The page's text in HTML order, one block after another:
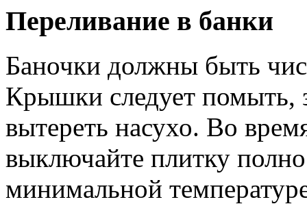
Переливание в банки
Баночки должны быть
Крышки следует помыть,
вытереть насухо. Во
выключайте плитку
минимальной